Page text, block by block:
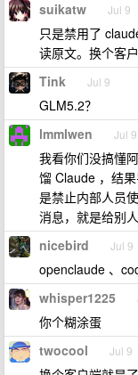
suikatw Jul 9
只是禁用了
读原文。换个客
Tink Jul 9
GLM5.2？
lmmlwen Jul 9
我看你们没搞懂
馏 Claude ，结
是禁止内部人员
消息，就是给别
nicebird Jul 9
openclaude 、
whisper1225
你个糊涂蛋
twocool Jul 9